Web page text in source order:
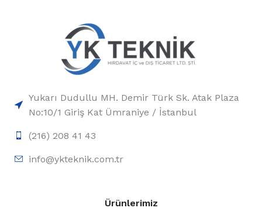
Yukarı Dudullu MH. Demir Türk Sk. Atak Plaza
No:10/1 Giriş Kat Ümraniye / İstanbul
(216) 208 41 43
info@ykteknik.com.tr
Ürünlerimiz